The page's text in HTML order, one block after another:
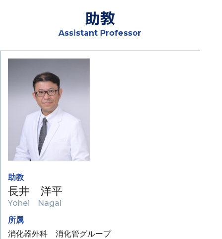
助教
Assistant Professor
助教
長井 洋平
Yohei Nagai
所属
消化器外科 消化管グループ